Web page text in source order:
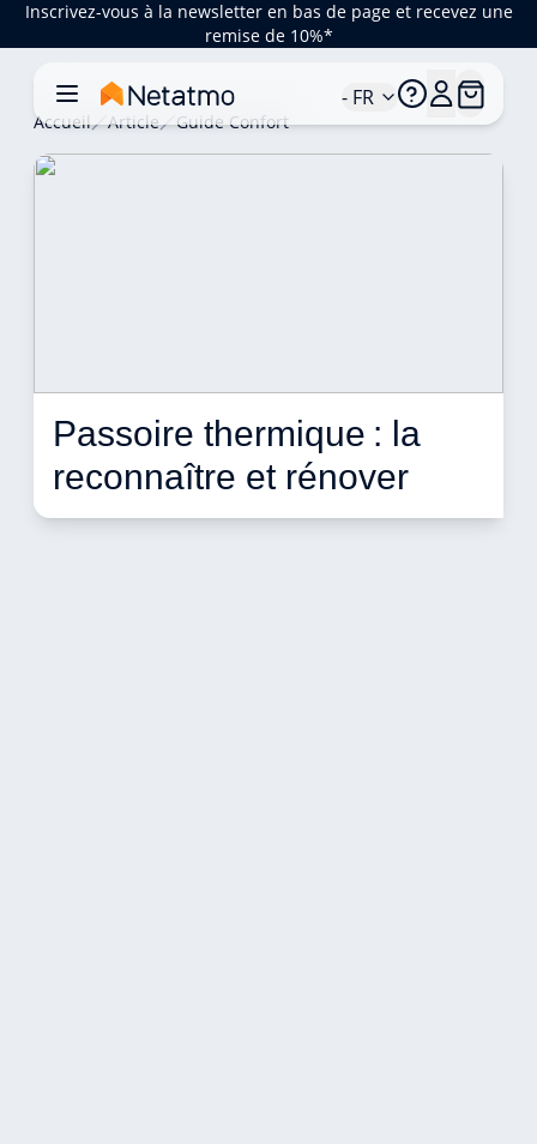
Inscrivez-vous à la newsletter en bas de page et recevez une
remise de 10%*
- FR
Accueil Article Guide Confort
Passoire thermique : la
reconnaître et rénover